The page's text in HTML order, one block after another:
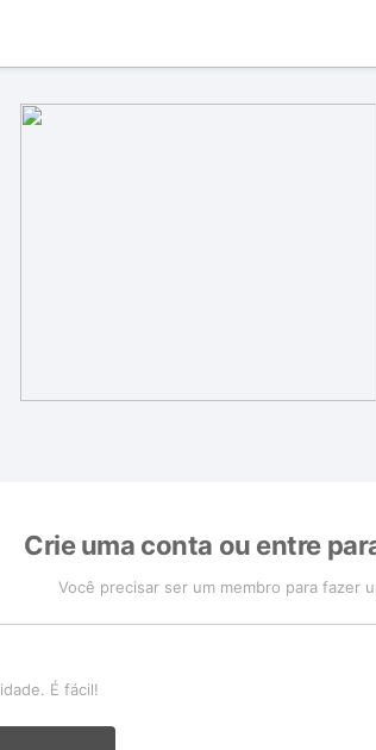
Crie uma conta ou entre
Você precisar ser um membro para fazer
É fácil!